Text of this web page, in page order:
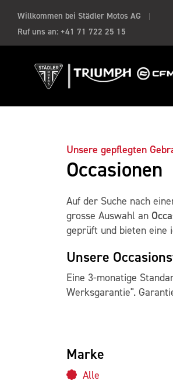
Willkommen bei Städler Motos AG
Ruf uns an: +41 71 722 25 15
Unsere gepflegten
Occasionen
Auf der Suche nach
grosse Auswahl an
geprüft und bieten eine
Unsere
Eine 3-monatige
Werksgarantie".
Marke
Alle